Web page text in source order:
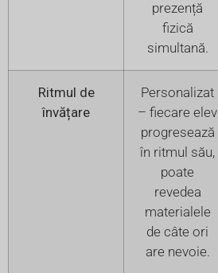
prezență
fizică
simultană.
Ritmul de
învățare
Personalizat
– fiecare elev
progresează
în ritmul său,
poate
revedea
materialele
de câte ori
are nevoie.